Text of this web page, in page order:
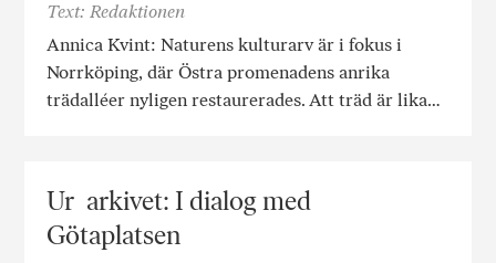
Text: Redaktionen
Annica Kvint: Naturens kulturarv är i fokus i
Norrköping, där Östra promenadens anrika
trädalléer nyligen restaurerades. Att träd är lika…
Ur arkivet: I dialog med
Götaplatsen